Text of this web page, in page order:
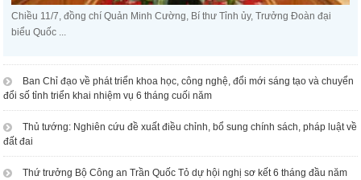
Chiều 11/7, đồng chí Quản Minh Cường, Bí thư Tỉnh ủy, Trưởng Đoàn đại
biểu Quốc ...
Ban Chỉ đạo về phát triển khoa học, công nghệ, đổi mới sáng tạo và chuyển
đổi số tỉnh triển khai nhiệm vụ 6 tháng cuối năm
Thủ tướng: Nghiên cứu đề xuất điều chỉnh, bổ sung chính sách, pháp luật về
đất đai
Thứ trưởng Bộ Công an Trần Quốc Tỏ dự hội nghị sơ kết 6 tháng đầu năm